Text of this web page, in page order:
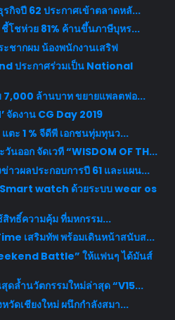
กิจปี 62 ประกาศเข้าตลาดหลั...
โชห่วย 81% ค้านขึ้นภาษีบุหร...
ะชากผม น้องพนักงานเสริฟ
ประกาศร่วมเป็น National
ล้านบาท ขยายแพลตฟอ...
จัดงาน CG Day 2019
ตะ 1 % จีดีพี เอกชนทุ่มทุนว...
นออก จัดเวที “WISDOM OF TH...
าวผลประกอบการปี 61 และแผน...
watch ด้วยระบบ wear os
สิทธิ์ความคุ้ม ที่มหกรรม...
เสริมทัพ พร้อมเดินหน้าสนับส...
Battle” ให้แฟนๆ ได้มันส์
ดล้ำนวัตกรรมใหม่ล่าสุด “V15...
วัดเชียงใหม่ ผนึกกำลังสมา...